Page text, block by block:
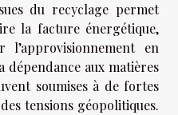
du recyclage permet
la facture énergétique,
l’approvisionnement en
dépendance aux matières
soumises à de fortes
tensions géopolitiques.